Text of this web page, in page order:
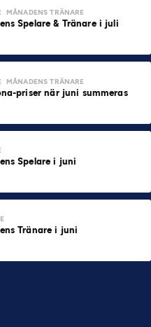
MÅNADENS TRÄNARE
Spelare & Tränare i juli
MÅNADENS TRÄNARE
priser när juni summeras
Spelare i juni
Tränare i juni